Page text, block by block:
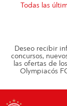
Todas las
Deseo recibir
concursos,
las ofertas de
Olympiacós